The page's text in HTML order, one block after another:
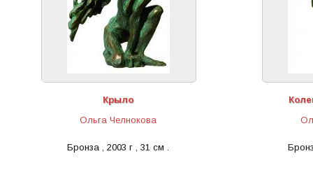
Крыло
Ольга Челнокова
Бронза , 2003 г , 31 см .